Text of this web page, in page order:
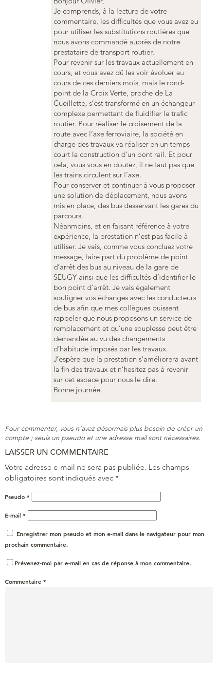
Je comprends, à la lecture de votre
commentaire, les difficultés que vous avez eu
pour utiliser les substitutions routières que
nous avons commandé auprès de notre
prestataire de transport routier.
Pour revenir sur les travaux actuellement en
cours, et vous avez dû les voir évoluer au
cours de ces derniers mois, mais le rond-
point de la Croix Verte, proche de La
Cueillette, s’est transformé en un échangeur
complexe permettant de fluidifier le trafic
routier. Pour réaliser le croisement de la
route avec l’axe ferroviaire, la société en
charge des travaux va réaliser en un temps
court la construction d’un pont rail. Et pour
cela, vous vous en doutez, il ne faut pas que
les trains circulent sur l’axe.
Pour conserver et continuer à vous proposer
une solution de déplacement, nous avons
mis en place, des bus desservant les gares du
parcours.
Néanmoins, et en faisant référence à votre
expérience, la prestation n’est pas facile à
utiliser. Je vais, comme vous concluez votre
message, faire part du problème de point
d’arrêt des bus au niveau de la gare de
SEUGY ainsi que les difficultés d’identifier le
bon point d’arrêt. Je vais également
souligner vos échanges avec les conducteurs
de bus afin que mes collègues puissent
rappeler que nous proposons un service de
remplacement et qu’une souplesse peut être
demandée au vu des changements
d’habitude imposés par les travaux.
J’espère que la prestation s’améliorera avant
la fin des travaux et n’hesitez pas à revenir
sur cet espace pour nous le dire.
Bonne journée.
Pour commenter, vous n’avez désormais plus besoin de créer un
compte ; seuls un pseudo et une adresse mail sont nécessaires.
LAISSER UN COMMENTAIRE
Votre adresse e-mail ne sera pas publiée. Les champs
obligatoires sont indiqués avec *
Pseudo *
E-mail *
Enregistrer mon pseudo et mon e-mail dans le navigateur pour mon
prochain commentaire.
Prévenez-moi par e-mail en cas de réponse à mon commentaire.
Commentaire *